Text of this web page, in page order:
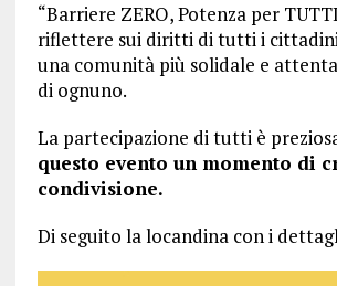
“Barriere ZERO, Potenza per
riflettere sui diritti di tutti i
una comunità più solidale e
di ognuno.
La partecipazione di tutti è
questo evento un momento di
condivisione.
Di seguito la locandina con i